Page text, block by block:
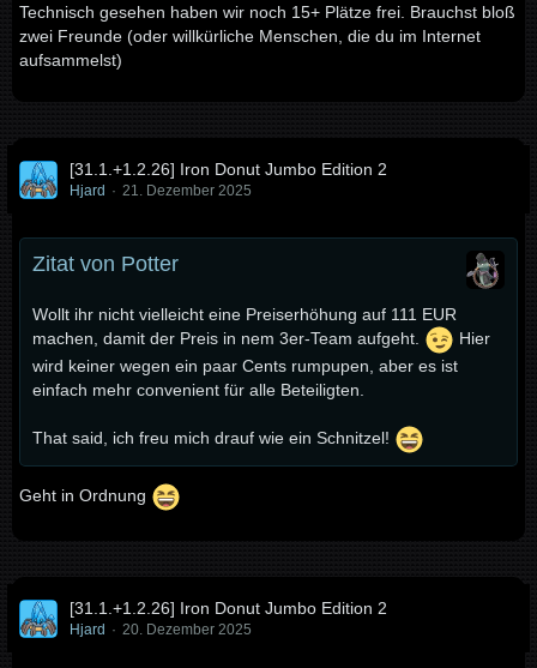
Technisch gesehen haben wir noch 15+ Plätze frei. Brauchst bloß
zwei Freunde (oder willkürliche Menschen, die du im Internet
aufsammelst)
[31.1.+1.2.26] Iron Donut Jumbo Edition 2
Hjard 21. Dezember 2025
Zitat von Potter
Wollt ihr nicht vielleicht eine Preiserhöhung auf 111 EUR
machen, damit der Preis in nem 3er-Team aufgeht.
Hier
wird keiner wegen ein paar Cents rumpupen, aber es ist
einfach mehr convenient für alle Beteiligten.
That said, ich freu mich drauf wie ein Schnitzel!
Geht in Ordnung
[31.1.+1.2.26] Iron Donut Jumbo Edition 2
Hjard 20. Dezember 2025